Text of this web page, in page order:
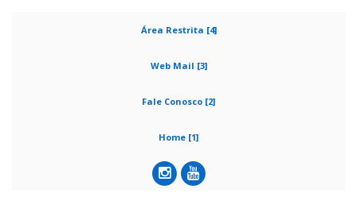
Área Restrita [4]
Web Mail [3]
Fale Conosco [2]
Home [1]